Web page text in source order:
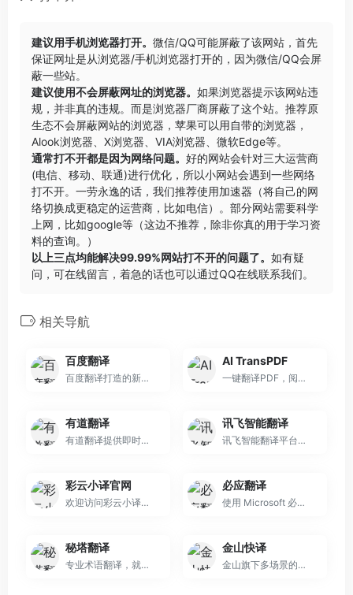
建议用手机浏览器打开。 微信/QQ可能屏蔽了该网站，首先
保证网址是从浏览器/手机浏览器打开的，因为微信/QQ会屏
蔽一些站。
建议使用不会屏蔽网址的浏览器。 如果浏览器提示该网站违
规，并非真的违规。而是浏览器厂商屏蔽了这个站。推荐原
生态不会屏蔽网站的浏览器，苹果可以用自带的浏览器，
Alook浏览器
X浏览器 VIA浏览器 微软Edge等。
通常打不开都是因为网络问题。 好的网站会针对三大运营商
(电信、移动、联通)进行优化，所以小网站会遇到一些网络
打不开。一劳永逸的话，我们推荐使用加速器（将自己的网
络切换成更稳定的运营商，比如电信）。部分网站需要科学
上网，比如google等（这边不推荐，除非你真的用于学习资
料的查询。）
以上三点均能解决99.99%网站打不开的问题了。 如有疑
问，可在线留言，着急的话也可以通过QQ在线联系我们。
相关导航
百度翻译
百度翻译打造的新一代AI大模型翻译平台，为用户提供翻译和阅读外文场景的一站式智能解决方案，支持中文、英文、日语、韩语、德语、法语等203种语言，包括文档翻译、AI翻译、英文润色、双语审校、语法分析等多种能力，是智能时代的翻译新质生产力。
AI TransPDF
一键翻译PDF，阅读无障碍
有道翻译
有道翻译提供即时免费的中文、英语、日语、韩语、法语、德语、俄语、西班牙语、葡萄牙语、越南语、印尼语、意大利语、荷兰语、泰语全文翻译、网页翻译、文档翻译、PDF翻译、DOC翻译、PPT翻译、人工翻译、同传等服务。
讯飞智能翻译
讯飞智能翻译平台是专业的在线文档翻译平台,提供PDF/Word/Excel/PPT文件翻译、图片识别翻译、在线翻译等服务,支持22种文档格式以及60多种语种和中文互译,译文结果高度还原原文样式排版。涵盖期刊论文、法律、金融、计算机、能源、体育、医疗等多个领域翻译，翻译更精准。
彩云小译官网
欢迎访问彩云小译官网！我们提供高效准确的在线翻译工具，包括文字翻译、文档翻译、网页翻译、术语库、浏览器插件和双语对照服务。借助先进的人工智能技术，彩云小译能够满足您的多语言沟通需求。
必应翻译
使用 Microsoft 必应进行搜索，并利用 AI 的强大功能查找信息、浏览网页、图像、视频、地图等。为永远充满好奇心的人提供的智能搜索引擎。
秘塔翻译
专业术语翻译，就用秘塔
金山快译
金山旗下多场景的翻译服务